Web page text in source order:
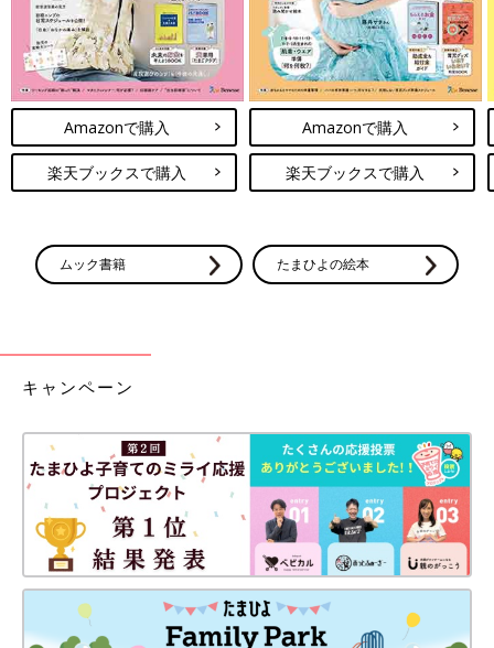
Amazonで購入
楽天ブックスで購入
Amazonで購入
楽天ブックスで購入
ムック書籍 たまひよの絵本
キャンペーン